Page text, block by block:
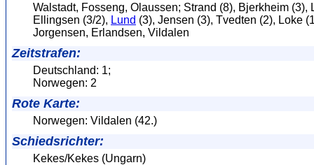
Walstadt, Fosseng, Olaussen; Strand (8), Bjerkheim (3),
Ellingsen (3/2), Lund (3), Jensen (3), Tvedten (2), Loke
Jorgensen, Erlandsen, Vildalen
Zeitstrafen:
Deutschland: 1;
Norwegen: 2
Rote Karte:
Norwegen: Vildalen (42.)
Schiedsrichter:
Kekes/Kekes (Ungarn)